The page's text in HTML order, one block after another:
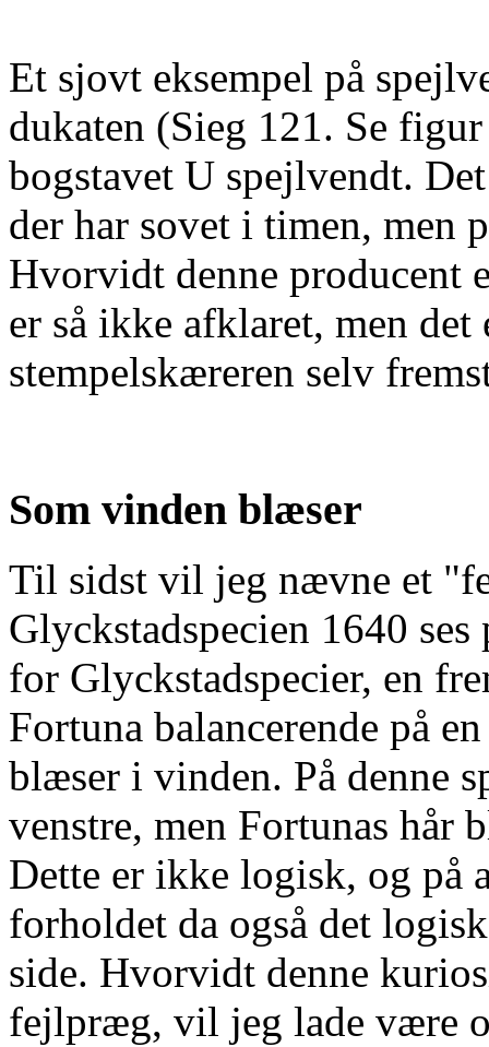
Et sjovt eksempel på
dukaten (Sieg 121. Se
bogstavet U spejlvendt.
der har sovet i timen, men
Hvorvidt denne producent
er så ikke afklaret, men
stempelskæreren selv
Som vinden blæser
Til sidst vil jeg nævne et
Glyckstadspecien 1640
for Glyckstadspecier, en
Fortuna balancerende på
blæser i vinden. På denne
venstre, men Fortunas hår
Dette er ikke logisk, og på
forholdet da også det
side. Hvorvidt denne
fejlpræg, vil jeg lade være